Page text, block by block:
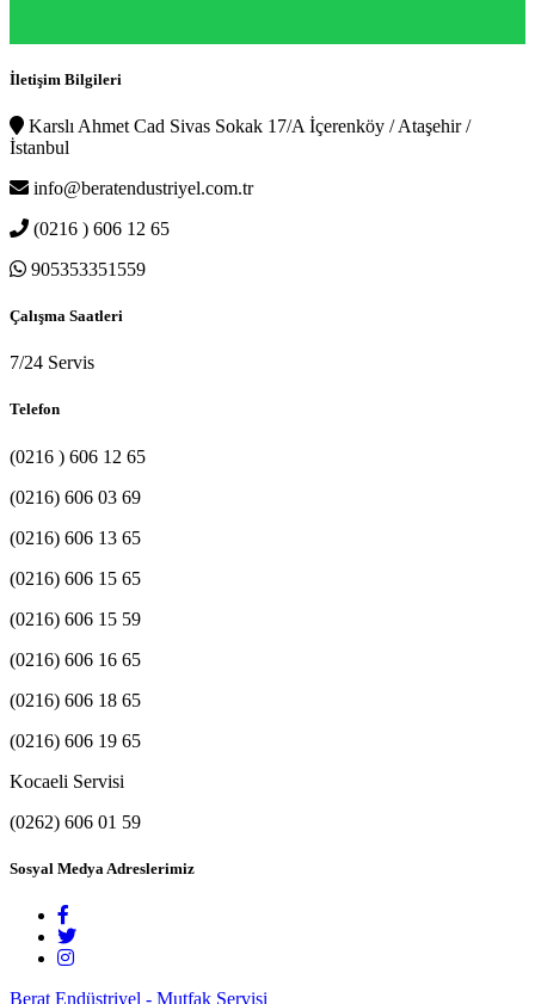
İletişim Bilgileri
Karslı Ahmet Cad Sivas Sokak 17/A İçerenköy / Ataşehir /
İstanbul
info@beratendustriyel.com.tr
(0216 ) 606 12 65
905353351559
Çalışma Saatleri
7/24 Servis
Telefon
(0216 ) 606 12 65
(0216) 606 03 69
(0216) 606 13 65
(0216) 606 15 65
(0216) 606 15 59
(0216) 606 16 65
(0216) 606 18 65
(0216) 606 19 65
Kocaeli Servisi
(0262) 606 01 59
Sosyal Medya Adreslerimiz
Berat Endüstriyel - Mutfak Servisi